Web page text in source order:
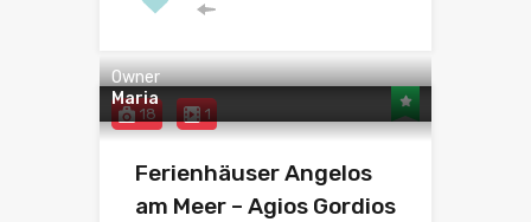
18 1
Owner
Maria
Ferienhäuser Angelos
am Meer – Agios Gordios